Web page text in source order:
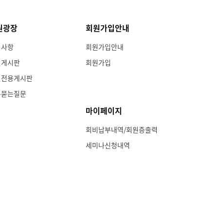
광장
항
시판
용게시판
는질문
회원가입안내
회원가입안내
회원가입
마이페이지
회비납부내역/회원증출력
세미나신청내역